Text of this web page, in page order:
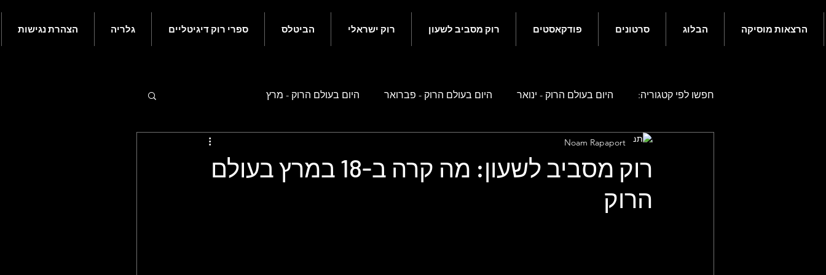
הרצאות מוסיקה הבלוג סרטונים פודקאסטים רוק מסביב לשעון רוק ישראלי הביטלס ספרי רוק דיגיטליים גלריה הצהרת נגישות
חפשו לפי קטגוריה: היום בעולם הרוק - ינואר היום בעולם הרוק - פברואר היום בעולם הרוק - מרץ
היום בעולם הרוק - אפריל
היום בעולם הרוק - אוגוסט
רוק מסביב לשעון: מה קרה ב-18 במרץ בעולם
הרוק
Noam Rapaport